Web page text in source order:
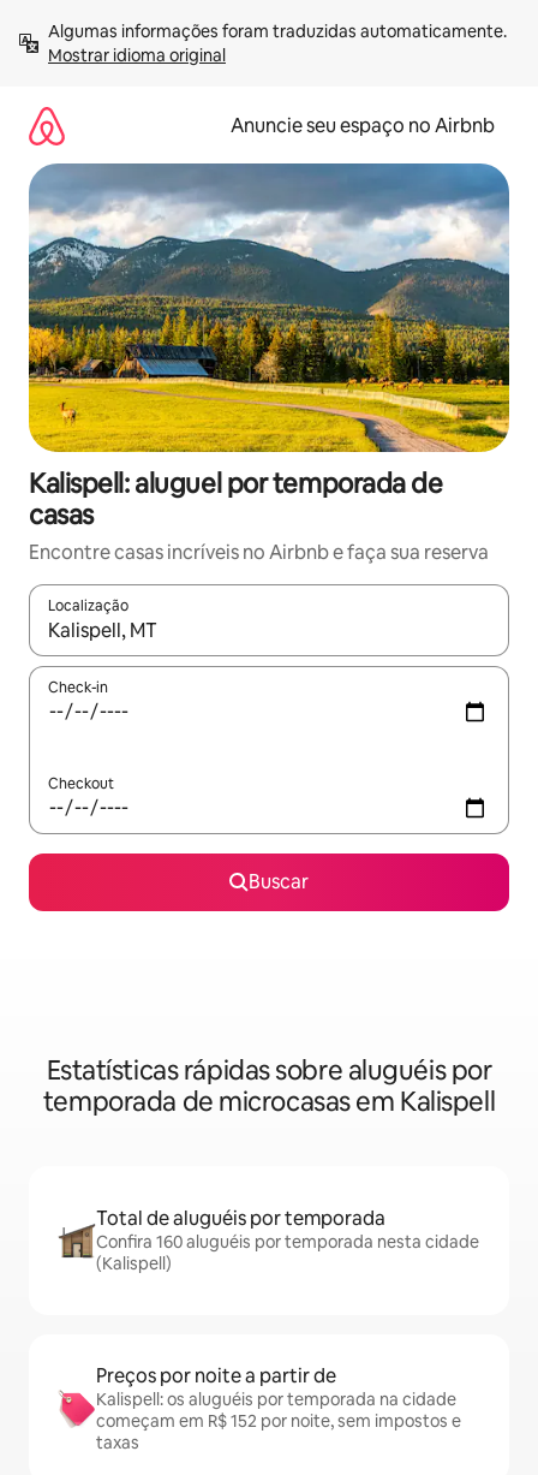
para
Mostrar idioma original
Anuncie seu espaço no Airbnb
Kalispell: aluguel por temporada de
casas
Encontre casas incríveis no Airbnb e faça sua reserva
Localização
Quando os resultados estiverem disponíveis, explore-os
Check-in
Checkout
Buscar
Estatísticas rápidas sobre aluguéis por
temporada de microcasas em Kalispell
Total de aluguéis por temporada
Confira 160 aluguéis por temporada nesta cidade
(Kalispell)
Preços por noite a partir de
Kalispell: os aluguéis por temporada na cidade
começam em R$ 152 por noite, sem impostos e
taxas